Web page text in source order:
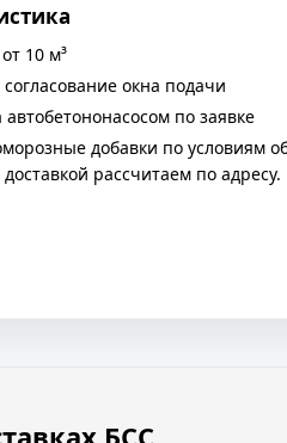
10 м³
окна подачи
по заявке
добавки по условиям
рассчитаем по
БСС